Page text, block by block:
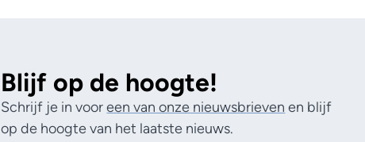
Blijf op de hoogte!
Schrijf je in vooreen van onze nieuwsbrieven en blijf
op de hoogte van het laatste nieuws.